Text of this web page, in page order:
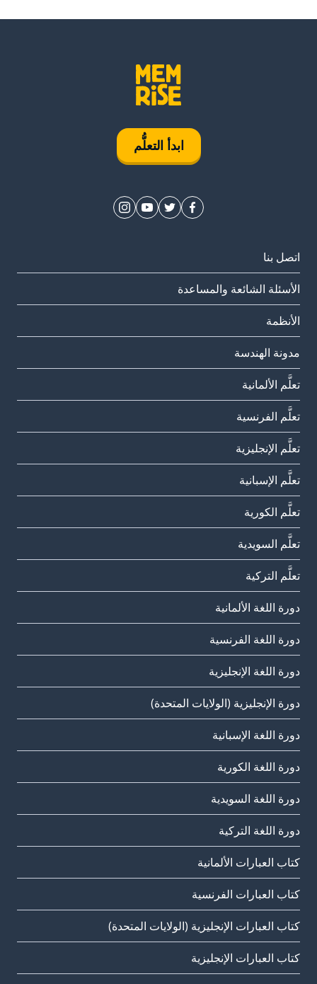
ابدأ التعلُّم
اتصل بنا
الأسئلة الشائعة والمساعدة
الأنظمة
مدونة الهندسة
تعلَّم الألمانية
تعلَّم الفرنسية
تعلَّم الإنجليزية
تعلَّم الإسبانية
تعلَّم الكورية
تعلَّم السويدية
تعلَّم التركية
دورة اللغة الألمانية
دورة اللغة الفرنسية
دورة اللغة الإنجليزية
دورة الإنجليزية (الولايات المتحدة)
دورة اللغة الإسبانية
دورة اللغة الكورية
دورة اللغة السويدية
دورة اللغة التركية
كتاب العبارات الألمانية
كتاب العبارات الفرنسية
كتاب العبارات الإنجليزية (الولايات المتحدة)
كتاب العبارات الإنجليزية